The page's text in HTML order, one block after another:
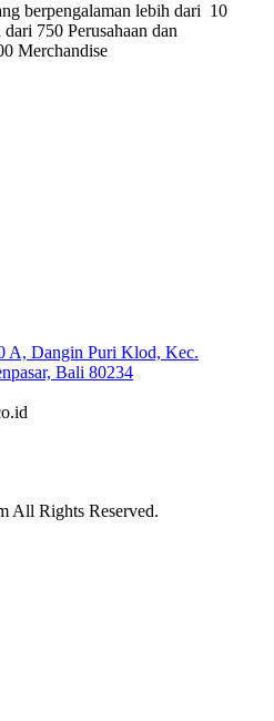
berpengalaman lebih dari 10
750 Perusahaan dan
Merchandise
A, Dangin Puri Klod, Kec.
Bali 80234
All Rights Reserved.